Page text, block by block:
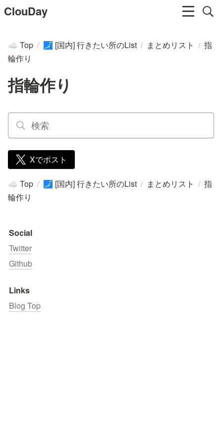
ClouDay
☁️ Top / 🗾 [国内] 行きたい所のList / まとめリスト / 指
輪作り
指輪作り
Xでポスト
☁️ Top / 🗾 [国内] 行きたい所のList / まとめリスト / 指
輪作り
Social
Twitter
Github
Links
Blog Top